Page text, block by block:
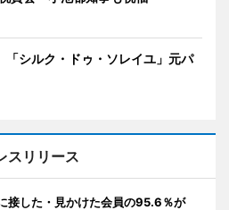
シルク・ドゥ・ソレイユ」元パ
スリリース
接した・見かけた会員の95.6％が